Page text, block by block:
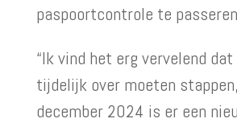
paspoortcontrole te
“Ik vind het erg vervelend
tijdelijk over moeten
december 2024 is er een